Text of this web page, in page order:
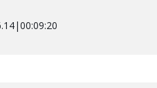
|00:09:20